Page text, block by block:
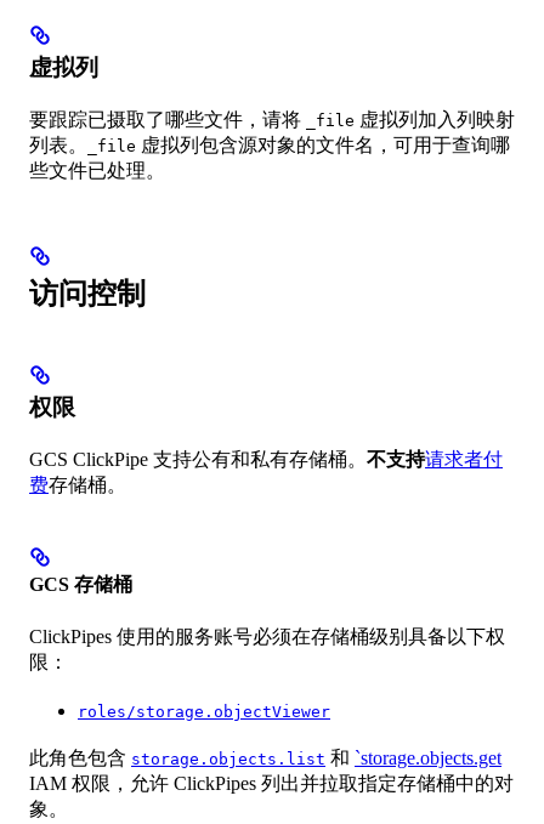
虚拟列
要跟踪已摄取了哪些文件，请将 _file 虚拟列加入列映射
列表。
_file 虚拟列包含源对象的文件名，可用于查询哪
些文件已处理。
访问控制
权限
GCS ClickPipe 支持公有和私有存储桶。 不支持请求者付
费存储桶。
GCS 存储桶
ClickPipes 使用的服务账号必须在存储桶级别具备以下权
限：
roles/storage.objectViewer
此角色包含 storage.objects.list 和 `storage.objects.get
IAM 权限，允许 ClickPipes 列出并拉取指定存储桶中的对
象。